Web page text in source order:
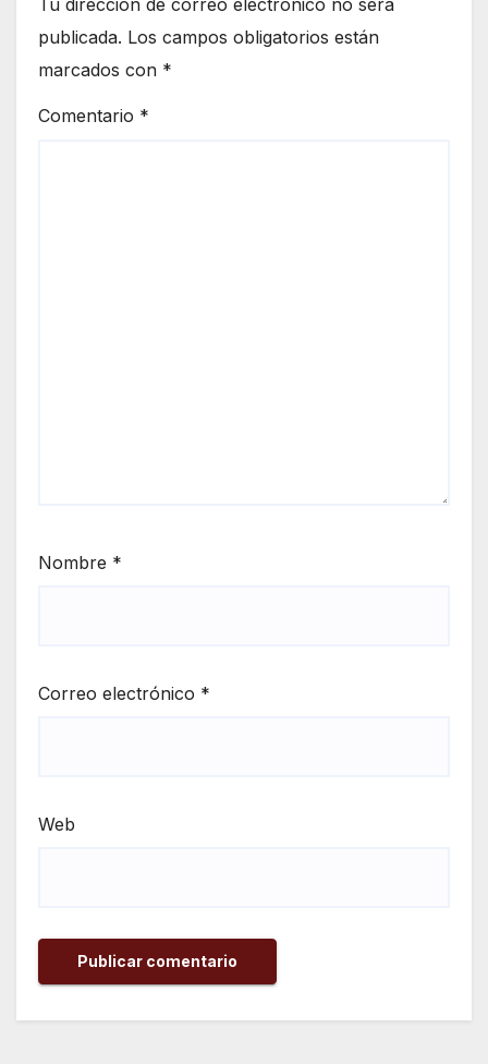
publicada. Los campos obligatorios están
marcados con *
Comentario *
Nombre *
Correo electrónico *
Web